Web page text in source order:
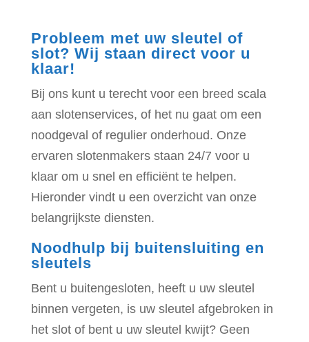
Probleem met uw sleutel of
slot? Wij staan direct voor u
klaar!
Bij ons kunt u terecht voor een breed scala
aan slotenservices, of het nu gaat om een
noodgeval of regulier onderhoud. Onze
ervaren slotenmakers staan 24/7 voor u
klaar om u snel en efficiënt te helpen.
Hieronder vindt u een overzicht van onze
belangrijkste diensten.
Noodhulp bij buitensluiting en
sleutels
Bent u buitengesloten, heeft u uw sleutel
binnen vergeten, is uw sleutel afgebroken in
het slot of bent u uw sleutel kwijt? Geen